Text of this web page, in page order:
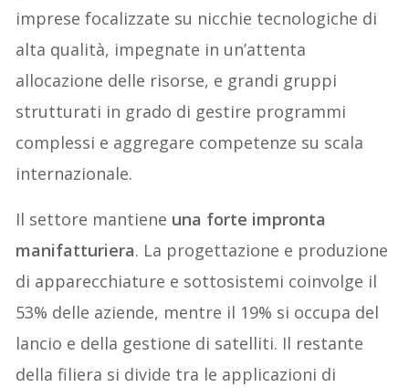
imprese focalizzate su nicchie tecnologiche di
alta qualità, impegnate in un’attenta
allocazione delle risorse, e grandi gruppi
strutturati in grado di gestire programmi
complessi e aggregare competenze su scala
internazionale.
Il settore mantiene una forte impronta
manifatturiera. La progettazione e produzione
di apparecchiature e sottosistemi coinvolge il
53% delle aziende, mentre il 19% si occupa del
lancio e della gestione di satelliti. Il restante
della filiera si divide tra le applicazioni di